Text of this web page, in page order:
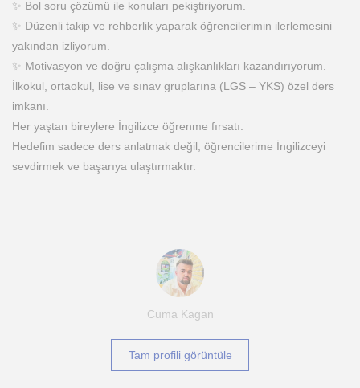
✨ Bol soru çözümü ile konuları pekiştiriyorum.
✨ Düzenli takip ve rehberlik yaparak öğrencilerimin ilerlemesini
yakından izliyorum.
✨ Motivasyon ve doğru çalışma alışkanlıkları kazandırıyorum.
İlkokul, ortaokul, lise ve sınav gruplarına (LGS – YKS) özel ders
imkanı.
Her yaştan bireylere İngilizce öğrenme fırsatı.
Hedefim sadece ders anlatmak değil, öğrencilerime İngilizceyi
sevdirmek ve başarıya ulaştırmaktır.
Cuma Kagan
Tam profili görüntüle